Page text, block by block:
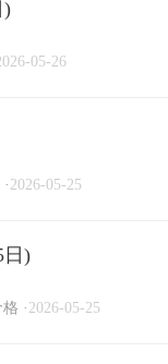
)
05-26
· 2026-05-25
日)
· 2026-05-25